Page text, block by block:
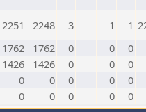
2251 2248 3 1 1
1762 1762 0 0
0
1426 1426 0 0
0
0 0 0 0
0
0 0 0 0 0